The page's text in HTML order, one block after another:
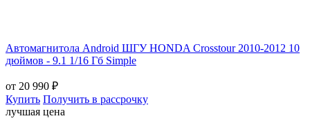
Aвтомагнитола Android ШГУ HONDA Crosstour 2010-2012 10
дюймов - 9.1 1/16 Гб Simple
от 20 990 ₽
Купить Получить в рассрочку
лучшая цена